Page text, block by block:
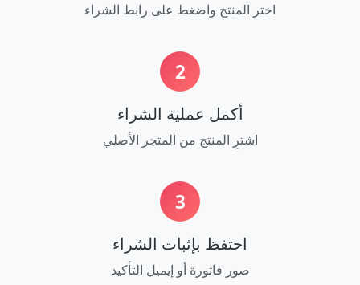
اختر المنتج واضغط على رابط الشراء
2
أكمل عملية الشراء
اشترِ المنتج من المتجر الأصلي
3
احتفظ بإثبات الشراء
صور فاتورة أو إيميل التأكيد